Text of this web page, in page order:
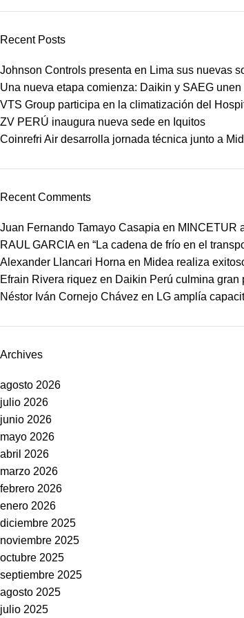
Recent Posts
Johnson Controls presenta en Lima sus nuevas
Una nueva etapa comienza: Daikin y SAEG
VTS Group participa en la climatización del
ZV PERÚ inaugura nueva sede en Iquitos
Coinrefri Air desarrolla jornada técnica junto a
Recent Comments
Juan Fernando Tamayo Casapia en MINCETUR
RAUL GARCIAen “La cadena de frío en el
Alexander Llancari Horna en Midea realiza
Efrain Rivera riquez en Daikin Perú culmina
Néstor Iván Cornejo Chávez en LG amplía
Archives
agosto 2026
julio 2026
junio 2026
mayo 2026
abril 2026
marzo 2026
febrero 2026
enero 2026
diciembre 2025
noviembre 2025
octubre 2025
septiembre 2025
agosto 2025
julio 2025